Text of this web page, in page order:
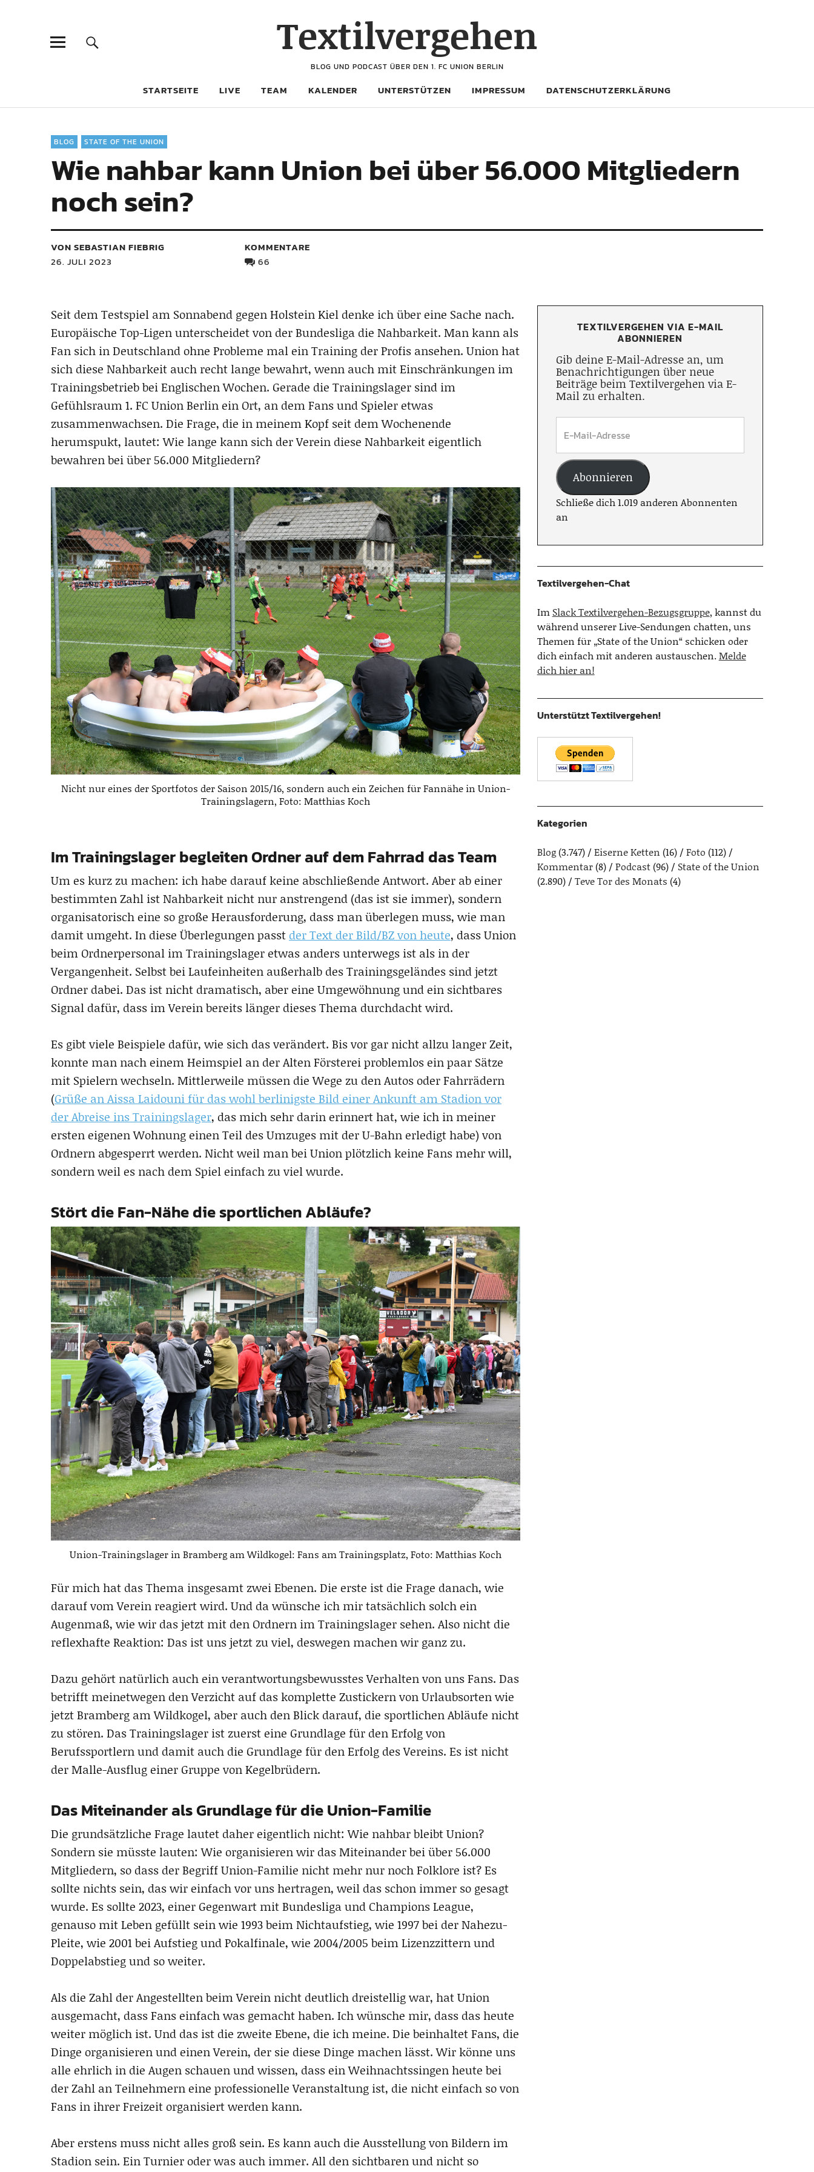
Textilvergehen
BLOG UND PODCAST ÜBER DEN 1. FC UNION BERLIN
STARTSEITE LIVE TEAM KALENDER UNTERSTÜTZEN IMPRESSUM DATENSCHUTZERKLÄRUNG
BLOG STATE OF THE UNION
Wie nahbar kann Union bei über 56.000 Mitgliedern
noch sein?
VON SEBASTIAN FIEBRIG
26. JULI 2023
KOMMENTARE
66
Seit dem Testspiel am Sonnabend gegen Holstein Kiel denke ich über eine Sache nach.
Europäische Top-Ligen unterscheidet von der Bundesliga die Nahbarkeit. Man kann als
Fan sich in Deutschland ohne Probleme mal ein Training der Profis ansehen. Union hat
sich diese Nahbarkeit auch recht lange bewahrt, wenn auch mit Einschränkungen im
Trainingsbetrieb bei Englischen Wochen. Gerade die Trainingslager sind im
Gefühlsraum 1. FC Union Berlin ein Ort, an dem Fans und Spieler etwas
zusammenwachsen. Die Frage, die in meinem Kopf seit dem Wochenende
herumspukt, lautet: Wie lange kann sich der Verein diese Nahbarkeit eigentlich
bewahren bei über 56.000 Mitgliedern?
Nicht nur eines der Sportfotos der Saison 2015/16, sondern auch ein Zeichen für Fannähe in Union-
Trainingslagern, Foto: Matthias Koch
Im Trainingslager begleiten Ordner auf dem Fahrrad das Team
Um es kurz zu machen: ich habe darauf keine abschließende Antwort. Aber ab einer
bestimmten Zahl ist Nahbarkeit nicht nur anstrengend (das ist sie immer), sondern
organisatorisch eine so große Herausforderung, dass man überlegen muss, wie man
damit umgeht. In diese Überlegungen passt der Text der Bild/BZ von heute, dass Union
beim Ordnerpersonal im Trainingslager etwas anders unterwegs ist als in der
Vergangenheit. Selbst bei Laufeinheiten außerhalb des Trainingsgeländes sind jetzt
Ordner dabei. Das ist nicht dramatisch, aber eine Umgewöhnung und ein sichtbares
Signal dafür, dass im Verein bereits länger dieses Thema durchdacht wird.
Es gibt viele Beispiele dafür, wie sich das verändert. Bis vor gar nicht allzu langer Zeit,
konnte man nach einem Heimspiel an der Alten Försterei problemlos ein paar Sätze
mit Spielern wechseln. Mittlerweile müssen die Wege zu den Autos oder Fahrrädern
(Grüße an Aissa Laidouni für das wohl berlinigste Bild einer Ankunft am Stadion vor
der Abreise ins Trainingslager, das mich sehr darin erinnert hat, wie ich in meiner
ersten eigenen Wohnung einen Teil des Umzuges mit der U-Bahn erledigt habe) von
Ordnern abgesperrt werden. Nicht weil man bei Union plötzlich keine Fans mehr will,
sondern weil es nach dem Spiel einfach zu viel wurde.
Stört die Fan-Nähe die sportlichen Abläufe?
Union-Trainingslager in Bramberg am Wildkogel: Fans am Trainingsplatz, Foto: Matthias Koch
Für mich hat das Thema insgesamt zwei Ebenen. Die erste ist die Frage danach, wie
darauf vom Verein reagiert wird. Und da wünsche ich mir tatsächlich solch ein
Augenmaß, wie wir das jetzt mit den Ordnern im Trainingslager sehen. Also nicht die
reflexhafte Reaktion: Das ist uns jetzt zu viel, deswegen machen wir ganz zu.
Dazu gehört natürlich auch ein verantwortungsbewusstes Verhalten von uns Fans. Das
betrifft meinetwegen den Verzicht auf das komplette Zustickern von Urlaubsorten wie
jetzt Bramberg am Wildkogel, aber auch den Blick darauf, die sportlichen Abläufe nicht
zu stören. Das Trainingslager ist zuerst eine Grundlage für den Erfolg von
Berufssportlern und damit auch die Grundlage für den Erfolg des Vereins. Es ist nicht
der Malle-Ausflug einer Gruppe von Kegelbrüdern.
Das Miteinander als Grundlage für die Union-Familie
Die grundsätzliche Frage lautet daher eigentlich nicht: Wie nahbar bleibt Union?
Sondern sie müsste lauten: Wie organisieren wir das Miteinander bei über 56.000
Mitgliedern, so dass der Begriff Union-Familie nicht mehr nur noch Folklore ist? Es
sollte nichts sein, das wir einfach vor uns hertragen, weil das schon immer so gesagt
wurde. Es sollte 2023, einer Gegenwart mit Bundesliga und Champions League,
genauso mit Leben gefüllt sein wie 1993 beim Nichtaufstieg, wie 1997 bei der Nahezu-
Pleite, wie 2001 bei Aufstieg und Pokalfinale, wie 2004/2005 beim Lizenzzittern und
Doppelabstieg und so weiter.
Als die Zahl der Angestellten beim Verein nicht deutlich dreistellig war, hat Union
ausgemacht, dass Fans einfach was gemacht haben. Ich wünsche mir, dass das heute
weiter möglich ist. Und das ist die zweite Ebene, die ich meine. Die beinhaltet Fans, die
Dinge organisieren und einen Verein, der sie diese Dinge machen lässt. Wir könne uns
alle ehrlich in die Augen schauen und wissen, dass ein Weihnachtssingen heute bei
der Zahl an Teilnehmern eine professionelle Veranstaltung ist, die nicht einfach so von
Fans in ihrer Freizeit organisiert werden kann.
Aber erstens muss nicht alles groß sein. Es kann auch die Ausstellung von Bildern im
Stadion sein. Ein Turnier oder was auch immer. All den sichtbaren und nicht so
TEXTILVERGEHEN VIA E-MAIL
ABONNIEREN
Gib deine E-Mail-Adresse an, um
Benachrichtigungen über neue
Beiträge beim Textilvergehen via E-
Mail zu erhalten.
Abonnieren
Schließe dich 1.019 anderen Abonnenten
an
Textilvergehen-Chat
Im Slack Textilvergehen-Bezugsgruppe, kannst du
während unserer Live-Sendungen chatten, uns
Themen für „State of the Union“ schicken oder
dich einfach mit anderen austauschen.Melde
dich hier an!
Unterstützt Textilvergehen!
Kategorien
Blog(3.747) Eiserne Ketten (16) Foto (112)
Kommentar(8) Podcast(96)
State of the Union
(2.890)
Teve Tor des Monats (4)